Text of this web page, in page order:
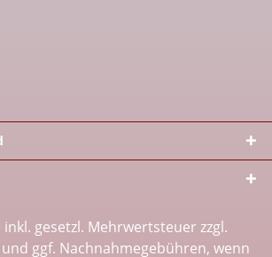
inkl. gesetzl. Mehrwertsteuer zzgl.
und ggf. Nachnahmegebühren, wenn